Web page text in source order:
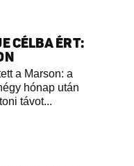
CÉLBA ÉRT:
a Marson: a
hónap után
távot...